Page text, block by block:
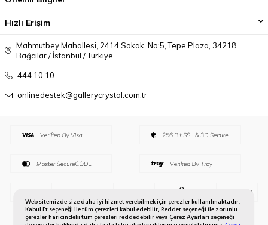
Web sitemizde size daha iyi hizmet verebilmek için çerezler kullanılmaktadır.
Kabul Et seçeneği ile tüm çerezleri kabul edebilir, Reddet seçeneği ile zorunlu
çerezler haricindeki tüm çerezleri reddedebilir veya Çerez Ayarları seçeneği
Hızlı Erişim
Mahmutbey Mahallesi, 2414 Sokak, No:5, Tepe Plaza, 34218
Bağcılar / İstanbul / Türkiye
444 10 10
onlinedestek@gallerycrystal.com.tr